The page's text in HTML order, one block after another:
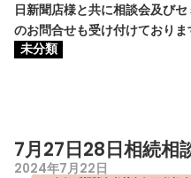
日新聞店様と共に相談会及び
のお問合せも受け付けており
未分類
7月27日28日相続相
2024年7月22日